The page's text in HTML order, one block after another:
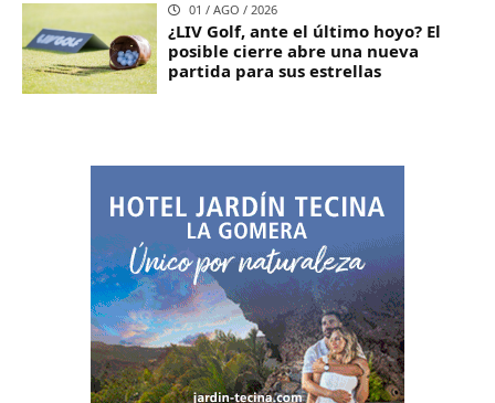
01 / AGO / 2026
¿LIV Golf, ante el último hoyo? El
posible cierre abre una nueva
partida para sus estrellas